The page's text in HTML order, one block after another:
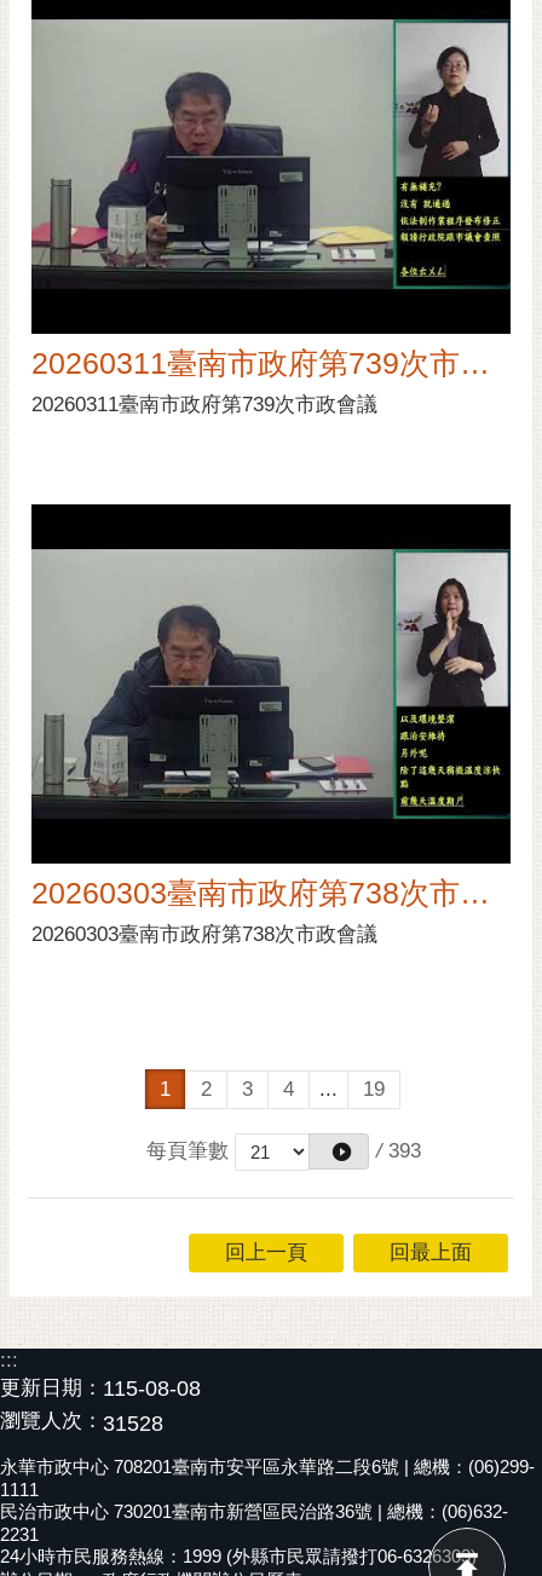
20260311臺南市政府第739次市政會議
20260311臺南市政府第739次市政會議
20260303臺南市政府第738次市政會議
20260303臺南市政府第738次市政會議
1 2 3 4 ... 19
每頁筆數 / 393
回上一頁 回最上面
:::
更新日期： 115-08-08
瀏覽人次： 31528
永華市政中心 708201臺南市安平區永華路二段6號 | 總機：(06)299-
1111
民治市政中心 730201臺南市新營區民治路36號 | 總機：(06)632-
2231
24小時市民服務熱線：1999 (外縣市民眾請撥打06-6326303)